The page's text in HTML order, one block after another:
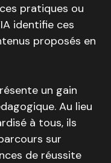
pratiques ou
identifie ces
proposés en
un gain
Au lieu
à tous, ils
sur
de réussite